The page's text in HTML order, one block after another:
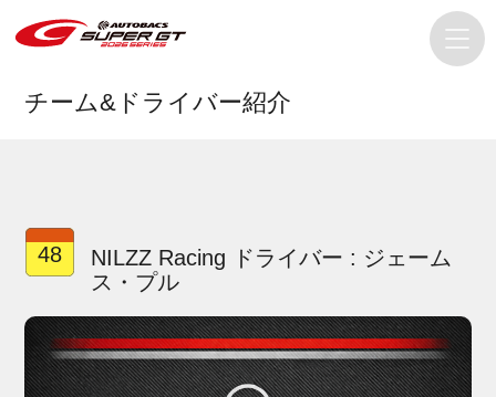
チーム&ドライバー紹介
48
NILZZ Racing ドライバー : ジェーム
ス・プル